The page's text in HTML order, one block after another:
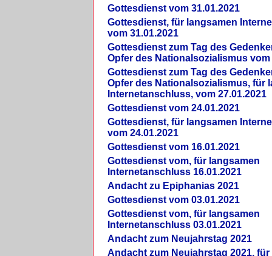
Gottesdienst vom 31.01.2021
Gottesdienst, für langsamen
vom 31.01.2021
Gottesdienst zum Tag des
Opfer des Nationalsozialismus vom
Gottesdienst zum Tag des
Opfer des Nationalsozialismus, für
Internetanschluss, vom 27.01.2021
Gottesdienst vom 24.01.2021
Gottesdienst, für langsamen
vom 24.01.2021
Gottesdienst vom 16.01.2021
Gottesdienst vom, für langsamen
Internetanschluss 16.01.2021
Andacht zu Epiphanias 2021
Gottesdienst vom 03.01.2021
Gottesdienst vom, für langsamen
Internetanschluss 03.01.2021
Andacht zum Neujahrstag 2021
Andacht zum Neujahrstag 2021,